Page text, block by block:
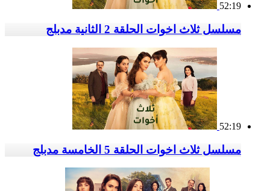
52:19
مسلسل ثلاث اخوات الحلقة 2 الثانية مدبلج
52:19
مسلسل ثلاث اخوات الحلقة 5 الخامسة مدبلج